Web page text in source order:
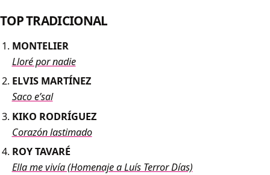
TOP TRADICIONAL
MONTELIER
Lloré por nadie
ELVIS MARTÍNEZ
Saco e’sal
KIKO RODRÍGUEZ
Corazón lastimado
ROY TAVARÉ
Ella me vivía (Homenaje a Luís Terror Días)